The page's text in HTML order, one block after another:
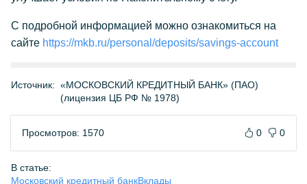
С подробной информацией можно ознакомиться на
сайте https://mkb.ru/personal/deposits/savings-account
Источник: «МОСКОВСКИЙ КРЕДИТНЫЙ БАНК» (ПАО)
(лицензия ЦБ РФ № 1978)
Просмотров: 1570 0 0
В статье:
Московский кредитный банкВклады